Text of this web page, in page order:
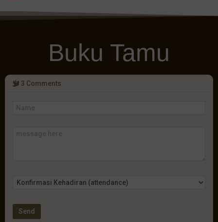
Buku Tamu
3 Comments